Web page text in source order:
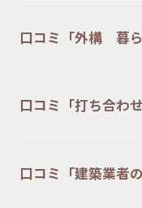
口コミ「外構 暮ら
口コミ「打ち合わ
口コミ「建築業者